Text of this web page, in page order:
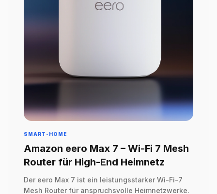
SMART-HOME
Amazon eero Max 7 – Wi-Fi 7 Mesh
Router für High-End Heimnetz
Der eero Max 7 ist ein leistungsstarker Wi-Fi-7
Mesh Router für anspruchsvolle Heimnetzwerke.